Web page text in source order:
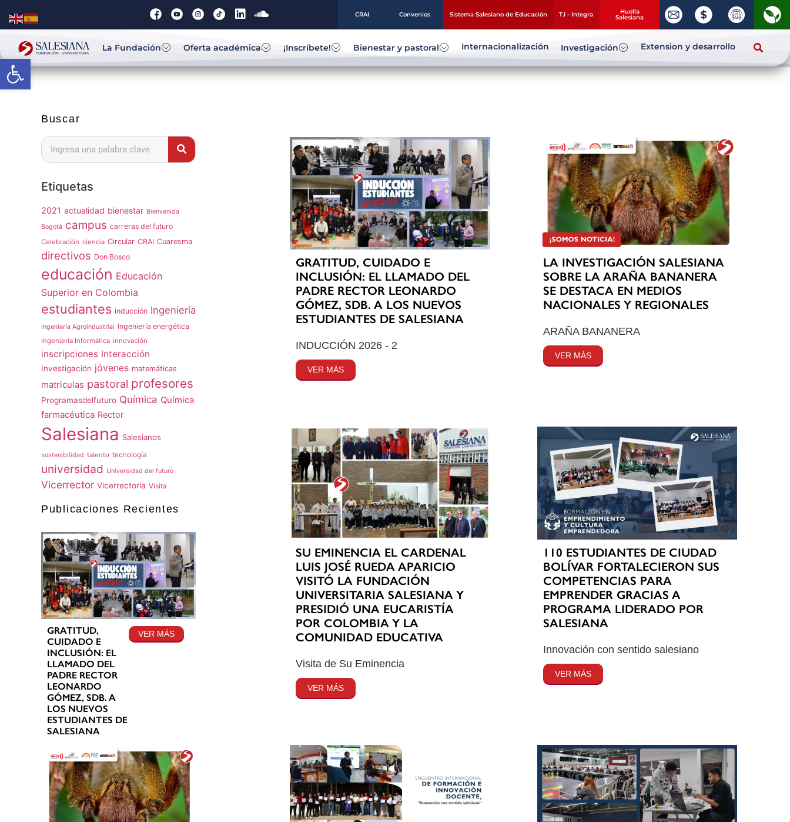
Abrir barra de herramientas
CRAI Convenios Sistema Salesiano de Educación T.I - Integra Huella
Salesiana
La Fundación Oferta académica ¡Inscríbete! Bienestar y pastoral Internacionalización Investigación Extension y desarrollo
Buscar
Etiquetas
2021 actualidad bienestar Bienvenida
Bogotá campus carreras del futuro
Celebración ciencia Circular CRAI Cuaresma
directivos Don Bosco
educación Educación
Superior en Colombia
estudiantes inducción Ingeniería
Ingeniería Agroindustrial Ingeniería energética
Ingeniería Informática innovación
inscripciones Interacción
Investigación jóvenes matemáticas
matriculas pastoral profesores
Programasdelfuturo Química Química
farmacéutica Rector
Salesiana Salesianos
sostenibilidad talento tecnología
universidad Universidad del futuro
Vicerrector Vicerrectoría Visita
Publicaciones Recientes
GRATITUD,
CUIDADO E
INCLUSIÓN: EL
LLAMADO DEL
PADRE RECTOR
LEONARDO
GÓMEZ, SDB. A
LOS NUEVOS
ESTUDIANTES DE
SALESIANA
VER MÁS
GRATITUD, CUIDADO E
INCLUSIÓN: EL LLAMADO DEL
PADRE RECTOR LEONARDO
GÓMEZ, SDB. A LOS NUEVOS
ESTUDIANTES DE SALESIANA
INDUCCIÓN 2026 - 2
VER MÁS
LA INVESTIGACIÓN SALESIANA
SOBRE LA ARAÑA BANANERA
SE DESTACA EN MEDIOS
NACIONALES Y REGIONALES
ARAÑA BANANERA
VER MÁS
SU EMINENCIA EL CARDENAL
LUIS JOSÉ RUEDA APARICIO
VISITÓ LA FUNDACIÓN
UNIVERSITARIA SALESIANA Y
PRESIDIÓ UNA EUCARISTÍA
POR COLOMBIA Y LA
COMUNIDAD EDUCATIVA
Visita de Su Eminencia
VER MÁS
110 ESTUDIANTES DE CIUDAD
BOLÍVAR FORTALECIERON SUS
COMPETENCIAS PARA
EMPRENDER GRACIAS A
PROGRAMA LIDERADO POR
SALESIANA
Innovación con sentido salesiano
VER MÁS